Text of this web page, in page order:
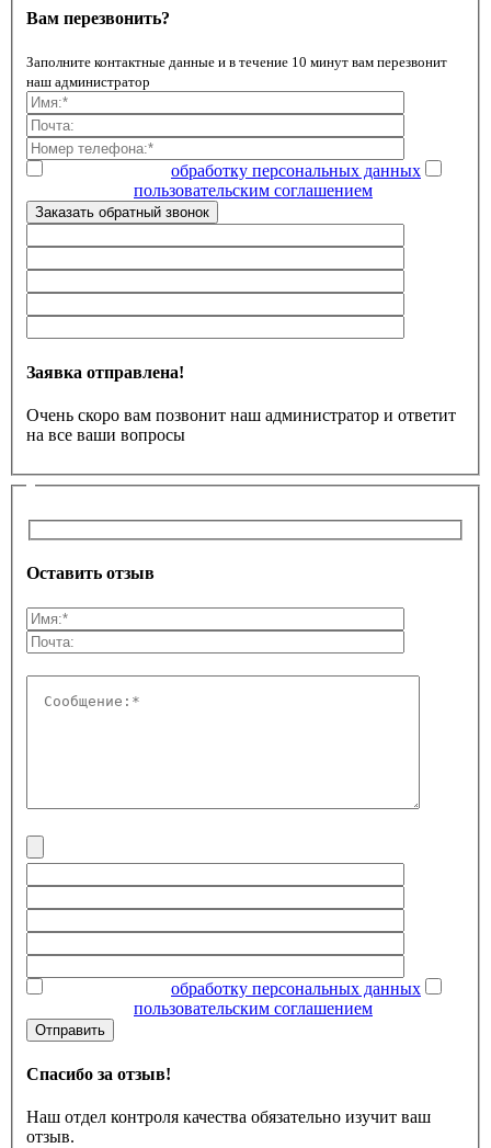
Вам перезвонить?
Заполните контактные данные и в течение 10 минут вам перезвонит
наш администратор
обработку персональных данных
пользовательским соглашением
Заказать обратный звонок
Заявка отправлена!
Очень скоро вам позвонит наш администратор и ответит
на все ваши вопросы
Оставить отзыв
обработку персональных данных
пользовательским соглашением
Отправить
Спасибо за отзыв!
Наш отдел контроля качества обязательно изучит ваш
отзыв.